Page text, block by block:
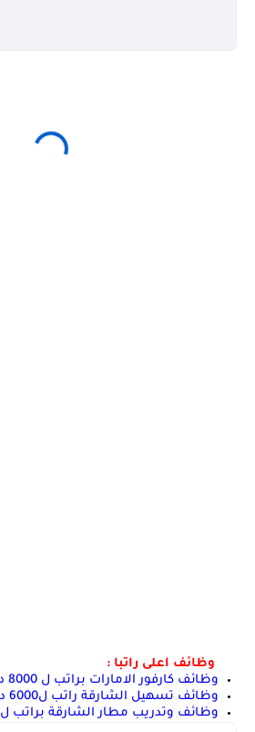
وظائف اعلى راتبا :
وظائف كارفور الامارات براتب ل 8000 درهم
وظائف تسهيل الشارقة راتب ل6000 درهم قدم الان
وظائف وتدريب مطار الشارقة براتب ل 8000 درهم